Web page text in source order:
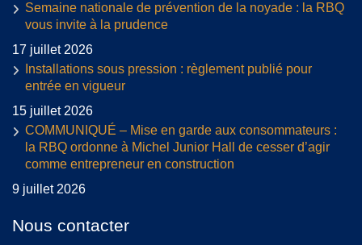
Semaine nationale de prévention de la noyade : la RBQ
vous invite à la prudence
17 juillet 2026
Installations sous pression : règlement publié pour
entrée en vigueur
15 juillet 2026
COMMUNIQUÉ – Mise en garde aux consommateurs :
la RBQ ordonne à Michel Junior Hall de cesser d’agir
comme entrepreneur en construction
9 juillet 2026
Nous contacter